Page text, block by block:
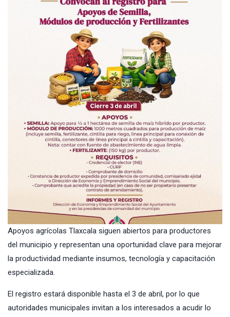
Apoyos agrícolas Tlaxcala siguen abiertos para productores
del municipio y representan una oportunidad clave para mejorar
la productividad mediante insumos, tecnología y capacitación
especializada.
El registro estará disponible hasta el 3 de abril, por lo que
autoridades municipales invitan a los interesados a acudir lo